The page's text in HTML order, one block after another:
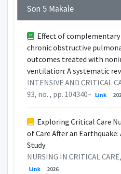
Son 5 Makale
Effect of
chronic obstructive
outcomes treated with
ventilation: A systematic
INTENSIVE AND CRITICAL
93, no. , pp. 104340– Link
Exploring Critical Care
of Care After an
Study
NURSING IN CRITICAL
Link 2026